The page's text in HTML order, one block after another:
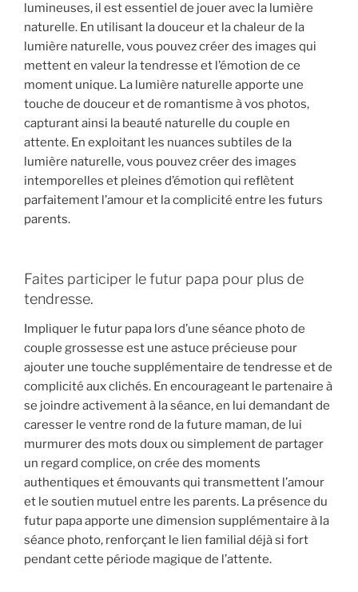
lumineuses, il est essentiel de jouer avec la lumière
naturelle. En utilisant la douceur et la chaleur de la
lumière naturelle, vous pouvez créer des images qui
mettent en valeur la tendresse et l’émotion de ce
moment unique. La lumière naturelle apporte une
touche de douceur et de romantisme à vos photos,
capturant ainsi la beauté naturelle du couple en
attente. En exploitant les nuances subtiles de la
lumière naturelle, vous pouvez créer des images
intemporelles et pleines d’émotion qui reflètent
parfaitement l’amour et la complicité entre les futurs
parents.
Faites participer le futur papa pour plus de
tendresse.
Impliquer le futur papa lors d’une séance photo de
couple grossesse est une astuce précieuse pour
ajouter une touche supplémentaire de tendresse et de
complicité aux clichés. En encourageant le partenaire à
se joindre activement à la séance, en lui demandant de
caresser le ventre rond de la future maman, de lui
murmurer des mots doux ou simplement de partager
un regard complice, on crée des moments
authentiques et émouvants qui transmettent l’amour
et le soutien mutuel entre les parents. La présence du
futur papa apporte une dimension supplémentaire à la
séance photo, renforçant le lien familial déjà si fort
pendant cette période magique de l’attente.